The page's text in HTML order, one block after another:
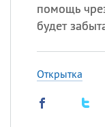
помощь
будет
Открытка